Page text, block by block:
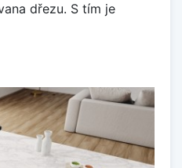
dřezu. S tím je